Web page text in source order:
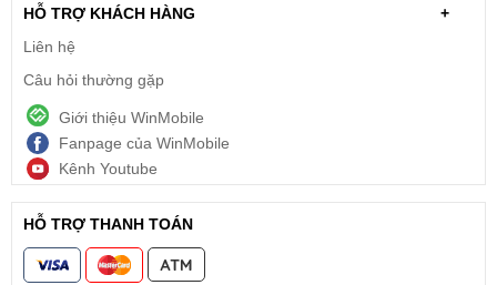
HỖ TRỢ KHÁCH HÀNG
+
Liên hệ
Câu hỏi thường gặp
Giới thiệu WinMobile
Fanpage của WinMobile
Kênh Youtube
HỖ TRỢ THANH TOÁN